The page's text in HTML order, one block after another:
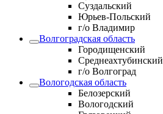
Суздальский
Юрьев-Польский
г/о Владимир
Волгоградская область
Городищенский
Среднеахтубинский
г/о Волгоград
Вологодская область
Белозерский
Вологодский